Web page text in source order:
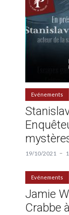
Evénements
19/10/2021
Evénements
Jamie
Crabbe